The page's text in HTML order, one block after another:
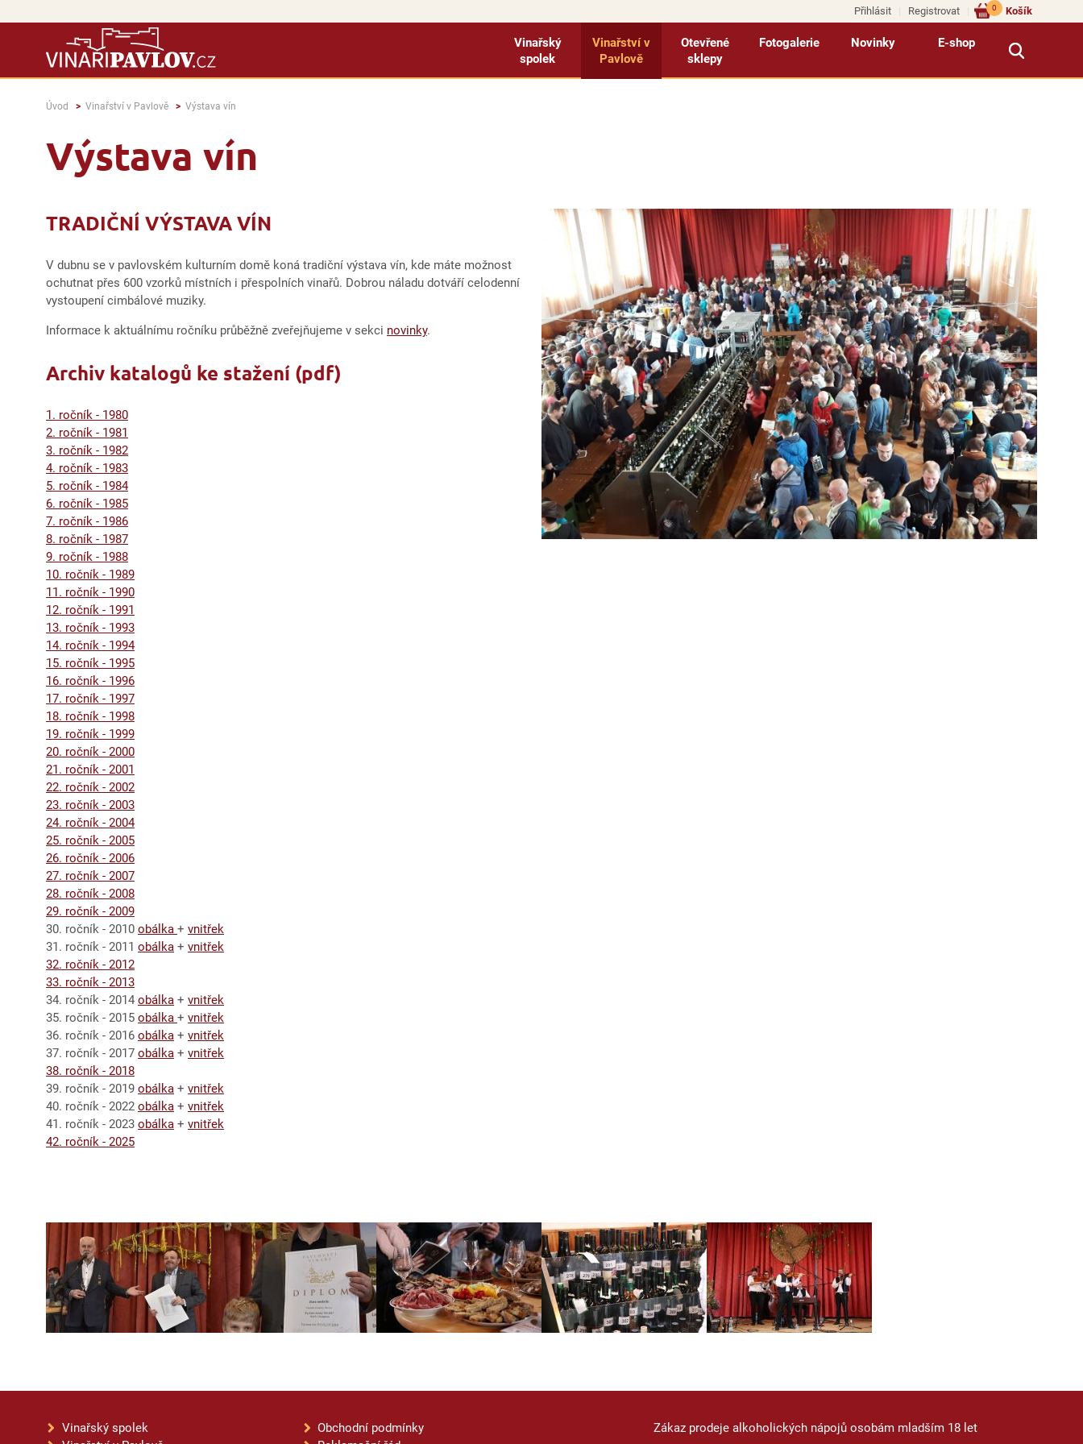
Přihlásit Registrovat Košík
0
Vinařský
spolek
Vinařství v
Pavlově
Otevřené
sklepy
Fotogalerie Novinky E-shop
Úvod Vinařství v Pavlově Výstava vín
Výstava vín
TRADIČNÍ VÝSTAVA VÍN
V dubnu se v pavlovském kulturním domě koná tradiční výstava vín, kde máte možnost
ochutnat přes 600 vzorků místních i přespolních vinařů. Dobrou náladu dotváří celodenní
vystoupení cimbálové muziky.
Informace k aktuálnímu ročníku průběžně zveřejňujeme v sekci novinky.
Archiv katalogů ke stažení (pdf)
1. ročník - 1980
2. ročník - 1981
3. ročník - 1982
4. ročník - 1983
5. ročník - 1984
6. ročník - 1985
7. ročník - 1986
8. ročník - 1987
9. ročník - 1988
10. ročník - 1989
11. ročník - 1990
12. ročník - 1991
13. ročník - 1993
14. ročník - 1994
15. ročník - 1995
16. ročník - 1996
17. ročník - 1997
18. ročník - 1998
19. ročník - 1999
20. ročník - 2000
21. ročník - 2001
22. ročník - 2002
23. ročník - 2003
24. ročník - 2004
25. ročník - 2005
26. ročník - 2006
27. ročník - 2007
28. ročník - 2008
29. ročník - 2009
30. ročník - 2010 obálka + vnitřek
31. ročník - 2011 obálka + vnitřek
32. ročník - 2012
33. ročník - 2013
34. ročník - 2014 obálka + vnitřek
35. ročník - 2015 obálka + vnitřek
36. ročník - 2016 obálka + vnitřek
37. ročník - 2017 obálka + vnitřek
38. ročník - 2018
39. ročník - 2019 obálka + vnitřek
40. ročník - 2022 obálka + vnitřek
41. ročník - 2023 obálka + vnitřek
42. ročník - 2025
Vinařský spolek
Obchodní podmínky
Zákaz prodeje alkoholických nápojů osobám mladším 18 let